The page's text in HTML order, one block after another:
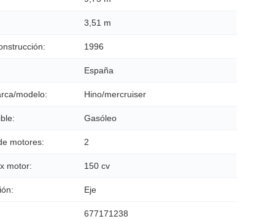
3,51 m
1996
España
modelo: Hino/mercruiser
Gasóleo
motores: 2
motor: 150 cv
Eje
677171238